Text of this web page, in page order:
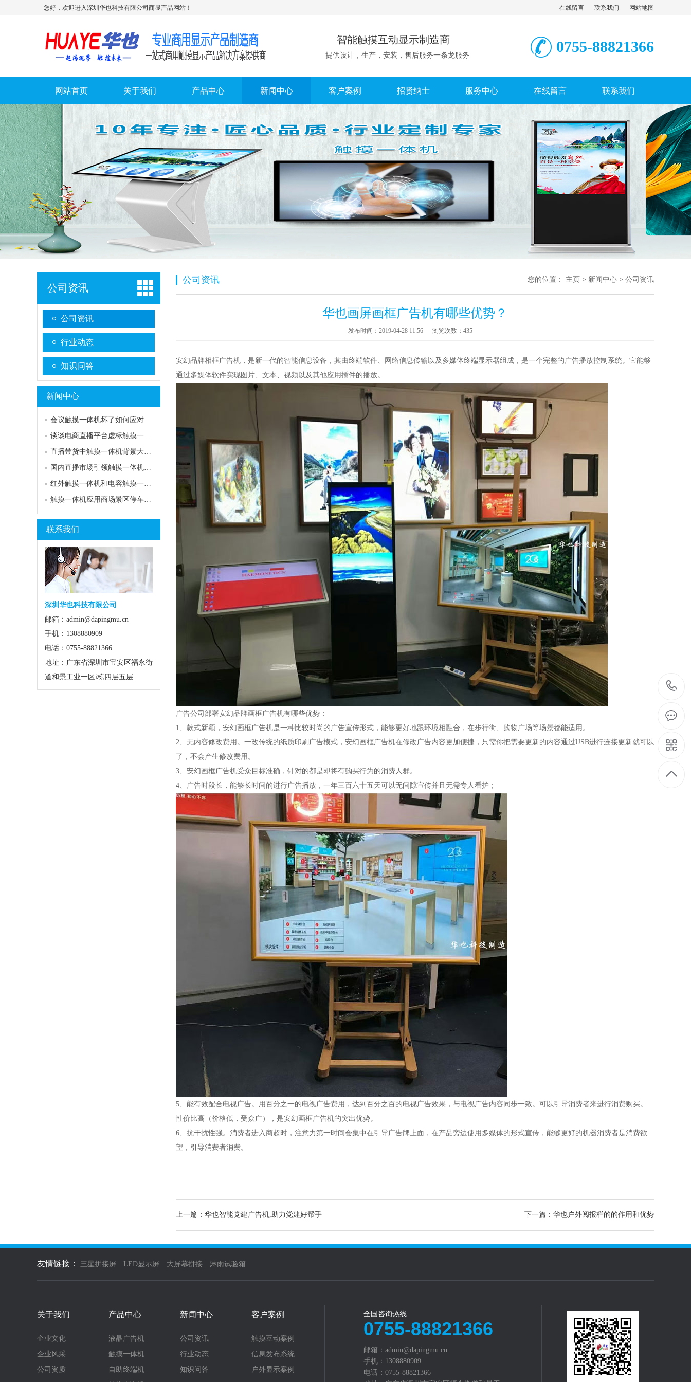
您好，欢迎进入深圳华也科技有限公司商显产品网站！ 在线留言 联系我们 网站地图
智能触摸互动显示制造商
提供设计，生产，安装，售后服务一条龙服务
0755-88821366
网站首页 关于我们 产品中心 新闻中心 客户案例 招贤纳士 服务中心 在线留言 联系我们
公司资讯
公司资讯
行业动态
知识问答
新闻中心
会议触摸一体机坏了如何应对
谈谈电商直播平台虚标触摸一体机尺寸问题
直播带货中触摸一体机背景大屏的作用
国内直播市场引领触摸一体机行业风潮
红外触摸一体机和电容触摸一体机的区别和选择
触摸一体机应用商场景区停车场自助查询系统
联系我们
深圳华也科技有限公司
邮箱：admin@dapingmu.cn
手机：1308880909
电话：0755-88821366
地址：广东省深圳市宝安区福永街
道和景工业一区i栋四层五层
公司资讯 您的位置： 主页 > 新闻中心 > 公司资讯
华也画屏画框广告机有哪些优势？
发布时间：2019-04-28 11:56 浏览次数： 435
安幻品牌相框广告机，是新一代的智能信息设备，其由终端软件、网络信息传输以及多媒体终端显示器组成，是一个完整的广告播放控制系统。它能够
通过多媒体软件实现图片、文本、视频以及其他应用插件的播放。
广告公司部署安幻品牌画框广告机有哪些优势：
1、款式新颖，安幻画框广告机是一种比较时尚的广告宣传形式，能够更好地跟环境相融合，在步行街、购物广场等场景都能适用。
2、无内容修改费用。一改传统的纸质印刷广告模式，安幻画框广告机在修改广告内容更加便捷，只需你把需要更新的内容通过USB进行连接更新就可以
了，不会产生修改费用。
3、安幻画框广告机受众目标准确，针对的都是即将有购买行为的消费人群。
4、广告时段长，能够长时间的进行广告播放，一年三百六十五天可以无间隙宣传并且无需专人看护；
5、能有效配合电视广告。用百分之一的电视广告费用，达到百分之百的电视广告效果，与电视广告内容同步一致。可以引导消费者来进行消费购买。
性价比高（价格低，受众广），是安幻画框广告机的突出优势。
6、抗干扰性强。消费者进入商超时，注意力第一时间会集中在引导广告牌上面，在产品旁边使用多媒体的形式宣传，能够更好的机器消费者是消费欲
望，引导消费者消费。
上一篇：华也智能党建广告机,助力党建好帮手 下一篇：华也户外阅报栏的的作用和优势
友情链接： 三星拼接屏 LED显示屏 大屏幕拼接 淋雨试验箱
关于我们
企业文化
企业风采
公司资质
产品中心
液晶广告机
触摸一体机
自助终端机
新闻中心
公司资讯
行业动态
知识问答
客户案例
触摸互动案例
信息发布系统
户外显示案例
全国咨询热线
0755-88821366
邮箱：admin@dapingmu.cn
手机：1308880909
电话：0755-88821366